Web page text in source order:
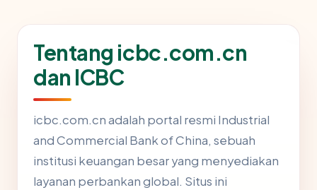
Tentang icbc.com.cn
dan ICBC
icbc.com.cn adalah portal resmi Industrial
and Commercial Bank of China, sebuah
institusi keuangan besar yang menyediakan
layanan perbankan global. Situs ini